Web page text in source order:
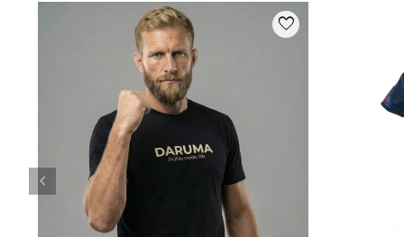
favorite_border
Précédent
keyboard_arrow_left